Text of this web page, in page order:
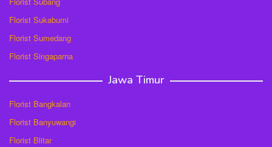
Florist Sukabumi
Florist Sumedang
Florist Singaparna
Jawa Timur
Florist Bangkalan
Florist Banyuwangi
Florist Blitar